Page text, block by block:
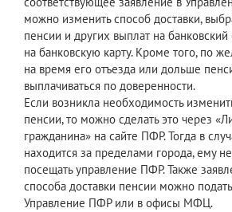
можно изменить способ доставки,
пенсии и других выплат на банковский
на банковскую карту. Кроме того, по
на время его отъезда или дольше
выплачиваться по доверенности.
Если возникла необходимость
пенсии, то можно сделать это через
гражданина» на сайте ПФР. Тогда в
находится за пределами города, ему
посещать управление ПФР. Также
способа доставки пенсии можно
Управление ПФР или в офисы МФЦ.